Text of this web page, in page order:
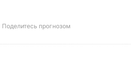
Поделитесь прогнозом